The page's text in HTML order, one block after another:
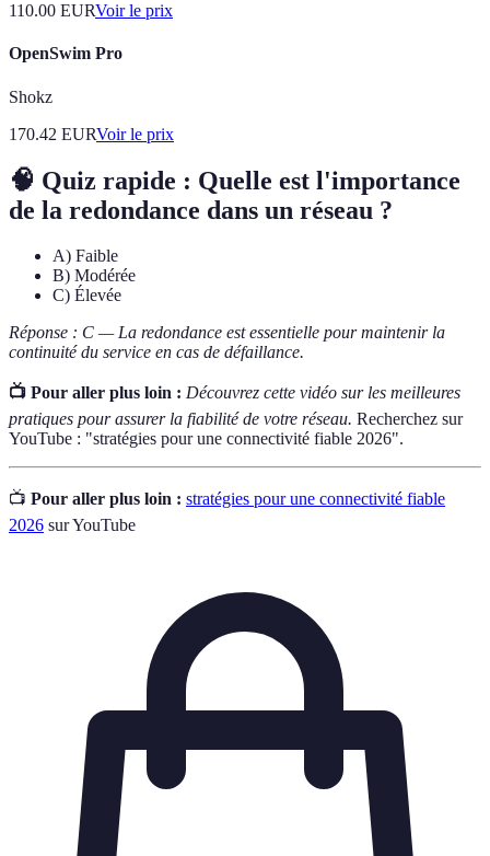
110.00 EURVoir le prix
OpenSwim Pro
Shokz
170.42 EURVoir le prix
🧠 Quiz rapide : Quelle est l'importance
de la redondance dans un réseau ?
A) Faible
B) Modérée
C) Élevée
Réponse : C — La redondance est essentielle pour maintenir la
continuité du service en cas de défaillance.
📺 Pour aller plus loin : Découvrez cette vidéo sur les meilleures
pratiques pour assurer la fiabilité de votre réseau. Recherchez sur
YouTube : "stratégies pour une connectivité fiable 2026".
📺 Pour aller plus loin : stratégies pour une connectivité fiable
2026 sur YouTube